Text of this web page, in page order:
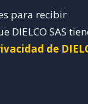
para recibir
DIELCO SAS
de